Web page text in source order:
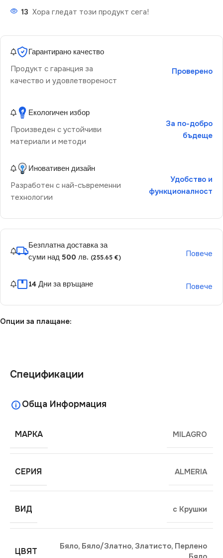
13 Хора гледат този продукт сега!
Гарантирано качество
Продукт с гаранция за
качество и удовлетвореност
Проверено
Екологичен избор
Произведен с устойчиви
материали и методи
За по-добро
бъдеще
Иновативен дизайн
Разработен с най-съвременни
технологии
Удобство и
функционалност
Безплатна доставка за
суми над 500 лв. (255.65 €) Повече
14 Дни за връщане Повече
Опции за плащане:
Спецификации
Обща Информация
МАРКА MILAGRO
СЕРИЯ ALMERIA
ВИД с Крушки
ЦВЯТ Бяло, Бяло/Златно, Златисто, Перлено